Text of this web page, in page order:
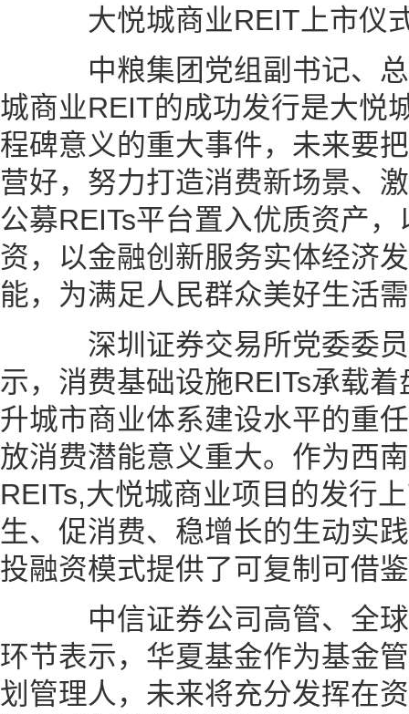
大悦城商业REIT上市仪
中粮集团党组副书记、总
城商业REIT的成功发行是大悦
程碑意义的重大事件，未来要
营好，努力打造消费新场景、
公募REITs平台置入优质资产
资，以金融创新服务实体经济
能，为满足人民群众美好生活
深圳证券交易所党委委员
示，消费基础设施REITs承载
升城市商业体系建设水平的重
放消费潜能意义重大。作为西
REITs,大悦城商业项目的发行
生、促消费、稳增长的生动实
投融资模式提供了可复制可借
中信证券公司高管、全球
环节表示，华夏基金作为基金
划管理人，未来将充分发挥在